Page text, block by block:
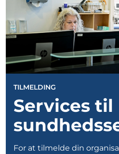
TILMELDING
Services til
For at tilmelde din